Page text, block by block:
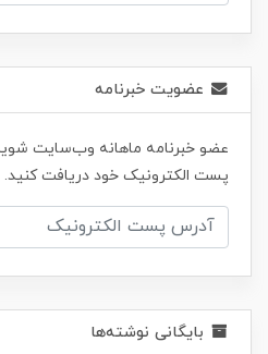
عضویت خبرنامه
عضو خبرنامه ماهانه وب‌سایت شوید
پست الکترونیک خود دریافت کنید.
بایگانی نوشته‌ها